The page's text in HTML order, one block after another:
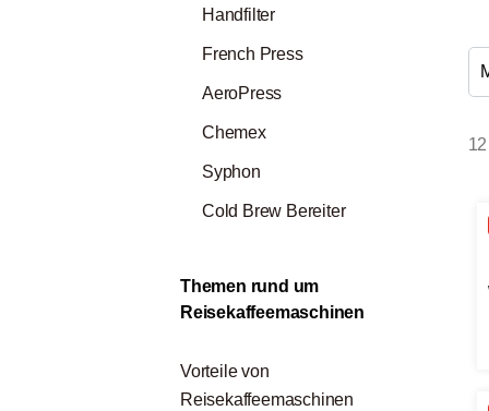
Handfilter
French Press
AeroPress
Chemex
Syphon
Cold Brew Bereiter
Themen rund um
Reisekaffeemaschinen
Vorteile von
Reisekaffeemaschinen